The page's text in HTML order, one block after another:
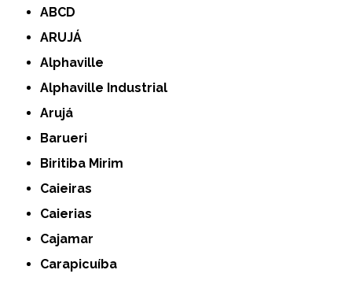
ABCD
ARUJÁ
Alphaville
Alphaville Industrial
Arujá
Barueri
Biritiba Mirim
Caieiras
Caierias
Cajamar
Carapicuíba